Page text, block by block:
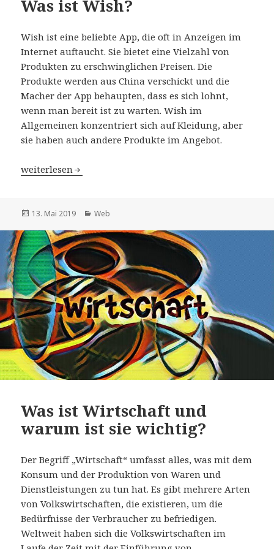
Was ist Wish?
Wish ist eine beliebte App, die oft in Anzeigen im
Internet auftaucht. Sie bietet eine Vielzahl von
Produkten zu erschwinglichen Preisen. Die
Produkte werden aus China verschickt und die
Macher der App behaupten, dass es sich lohnt,
wenn man bereit ist zu warten. Wish im
Allgemeinen konzentriert sich auf Kleidung, aber
sie haben auch andere Produkte im Angebot.
Was ist Wish?
weiterlesen
Veröffentlicht
13. Mai 2019 Kategorien
Web
Was ist Wirtschaft und
warum ist sie wichtig?
Der Begriff „Wirtschaft“ umfasst alles, was mit dem
Konsum und der Produktion von Waren und
Dienstleistungen zu tun hat. Es gibt mehrere Arten
von Volkswirtschaften, die existieren, um die
Bedürfnisse der Verbraucher zu befriedigen.
Weltweit haben sich die Volkswirtschaften im